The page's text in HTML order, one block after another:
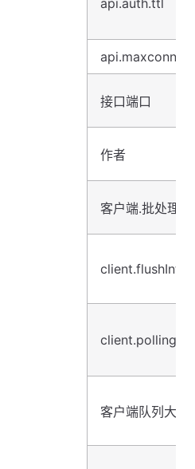
api.auth.ttl
api.maxconns
接口端口
作者
客户端.批处理
客户端队列大小